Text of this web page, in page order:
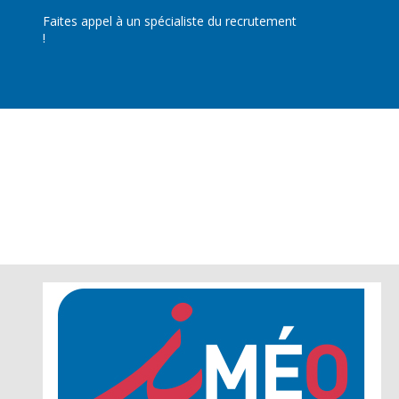
Faites appel à un spécialiste du recrutement
!